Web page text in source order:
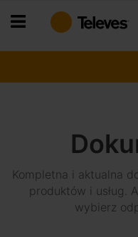
do
Kompletna i aktualna
produktów i usług.
wybierz